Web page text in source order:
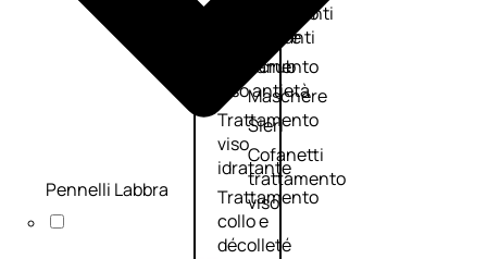
Trattamento
viso 24 ore
Trattamento
viso antietà
Trattamento
viso
idratante
Trattamento
collo e
décolleté
Detergenti
trattanti
Scrub
Maschere
Sieri
Cofanetti
trattamento
viso
Pennelli Labbra